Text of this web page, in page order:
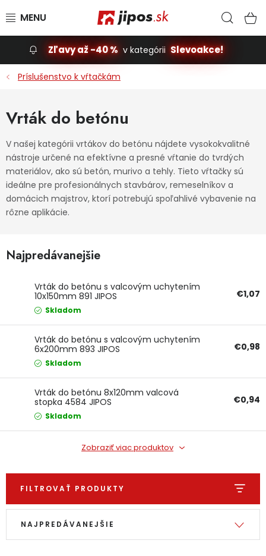
Slevoakce
Záhrada
Príslušenstvo pre automobily
Domácnosť
Ochranné pracovné pomôcky
Vianoce
Fotovoltaika
Značky
Hodnotenie obchodu
Kontakty
Zľavy až -40 % v kategórii Slevoakce!
Príslušenstvo k vŕtačkám
Vrták do betónu
V našej kategórii vrtákov do betónu nájdete vysokokvalitné
nástroje určené na efektívne a presné vŕtanie do tvrdých
materiálov, ako sú betón, murivo a tehly. Tieto vŕtačky sú
ideálne pre profesionálnych stavbárov, remeselníkov a
domácich majstrov, ktorí potrebujú spoľahlivé vybavenie na
rôzne aplikácie.
Najpredávanejšie
Vrták do betónu s valcovým uchytením
10x150mm 891 JIPOS
€1,07
Skladom
Vrták do betónu s valcovým uchytením
6x200mm 893 JIPOS
€0,98
Skladom
Vrták do betónu 8x120mm valcová
stopka 4584 JIPOS
€0,94
Skladom
Zobraziť viac produktov
FILTROVAŤ PRODUKTY
Výpis produktov
Radenie produktov
NAJPREDÁVANEJŠIE